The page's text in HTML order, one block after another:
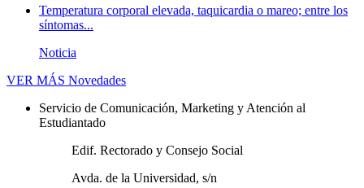
Temperatura corporal elevada, taquicardia o mareo; entre los
síntomas...
Noticia
VER MÁS Novedades
Servicio de Comunicación, Marketing y Atención al
Estudiantado
Edif. Rectorado y Consejo Social
Avda. de la Universidad, s/n